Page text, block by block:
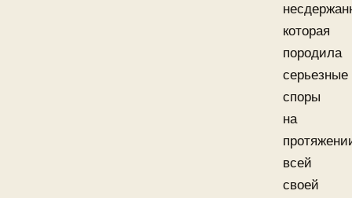
которая
породила
серьезные
споры
на
всей
своей